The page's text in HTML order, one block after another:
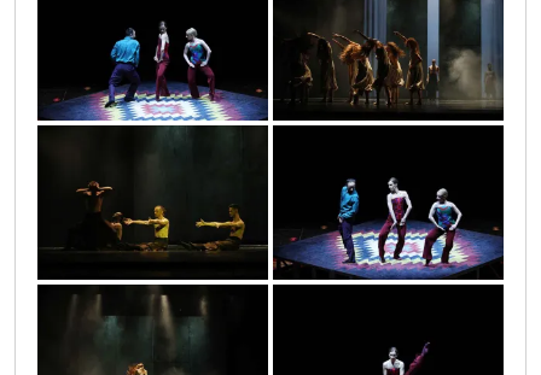
infinitas_1_36 infinitas_1_22
infinitas_1_23 infinitas_1_37
infinitas_1_21 infinitas_1_35